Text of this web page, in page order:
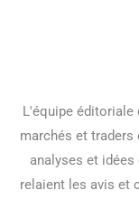
L'équipe éditoriale
marchés et traders
analyses et
relaient les avis et